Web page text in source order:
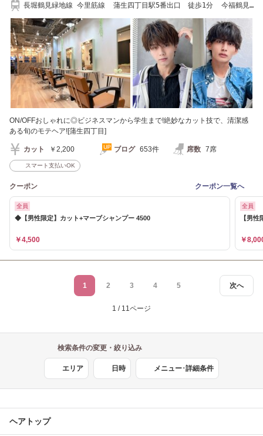
長堀鶴見緑地線 今里筋線 蒲生四丁目駅5番出口 徒歩1分 今福鶴見
ON/OFFおしゃれに◎ビジネスマンから学生まで!絶妙なカット技で、清潔感
ある旬のモテヘア![蒲生四丁目]
カット ￥2,200 ブログ 653件 席数 7席
スマート支払いOK
クーポン クーポン一覧へ
全員
◆【男性限定】カット+マーブシャンプー 4500
￥4,500
全員
【男
￥
次へ
1 2 3 4 5
1 / 11ページ
検索条件の変更・絞り込み
エリア 日時 メニュー･詳細条件
ヘアトップ